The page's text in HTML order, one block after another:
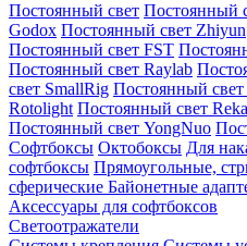
Постоянный свет Постоянный
Godox Постоянный свет Zhiyun
Постоянный свет FST
Постоянный свет Raylab
свет SmallRig Постоянный
Rotolight Постоянный свет
Постоянный свет YongNuo
Софтбоксы Октобоксы Для
софтбоксы Прямоугольные,
сферические Байонетныe
Аксессуары для софтбоксов
Светоотражатели